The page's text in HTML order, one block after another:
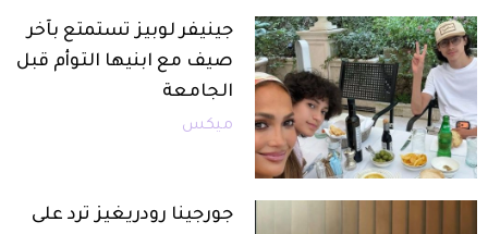
جينيفر لوبيز تستمتع بآخر
صيف مع ابنيها التوأم قبل
الجامعة
ميكس
جورجينا رودريغيز ترد على